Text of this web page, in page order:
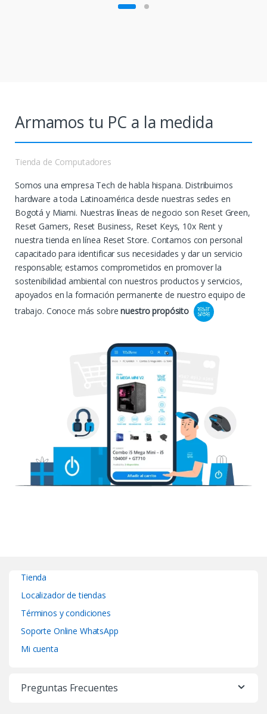
Armamos tu PC a la medida
Tienda de Computadores
Somos una empresa Tech de habla hispana. Distribuimos
hardware a toda Latinoamérica desde nuestras sedes en
Bogotá y Miami. Nuestras líneas de negocio son Reset Green,
Reset Gamers, Reset Business, Reset Keys, 10x Rent y
nuestra tienda en línea Reset Store. Contamos con personal
capacitado para identificar sus necesidades y dar un servicio
responsable; estamos comprometidos en promover la
sostenibilidad ambiental con nuestros productos y servicios,
apoyados en la formación permanente de nuestro equipo de
trabajo. Conoce más sobrenuestro propósito
Tienda
Localizador de tiendas
Términos y condiciones
Soporte Online WhatsApp
Mi cuenta
Preguntas Frecuentes